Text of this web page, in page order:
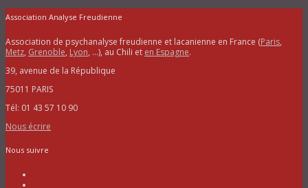
Association Analyse Freudienne
Association de psychanalyse freudienne et lacanienne en France (Paris,
Metz, Grenoble, Lyon, …), au Chili et en Espagne.
39, avenue de la République
75011 PARIS
Tél: 01 43 57 10 90
Nous écrire
Nous suivre